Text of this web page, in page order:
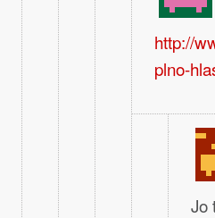
http://
plno-
Jo